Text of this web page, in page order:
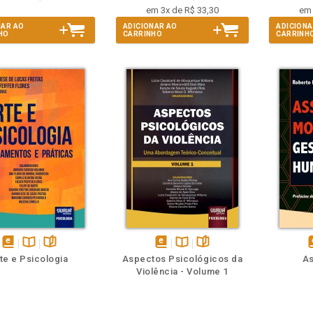
AO
em 3x de R$ 33,30
ADICIONAR AO
CARRINHO
disponívelDisponível
páginas
e Psicologia
disponível
em
Disponível
na
páginas
Aspectos Psicológicos da
Violência - Volume 1
TambémFolheie